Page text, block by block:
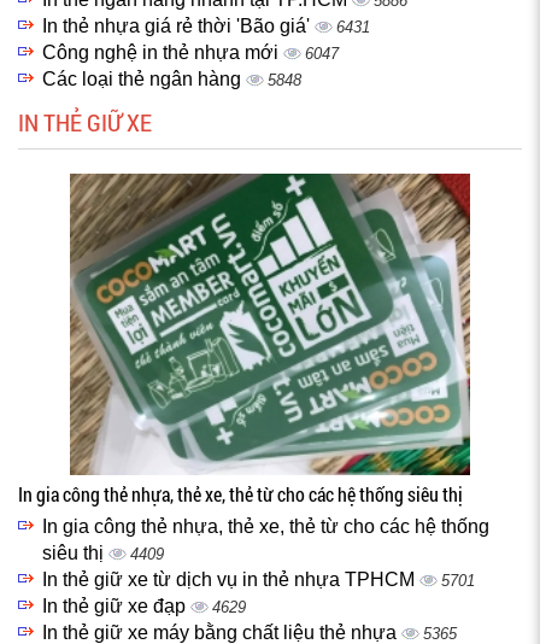
In thẻ nhựa giá rẻ thời 'Bão giá' 6431
Công nghệ in thẻ nhựa mới 6047
Các loại thẻ ngân hàng 5848
IN THẺ GIỮ XE
In gia công thẻ nhựa, thẻ xe, thẻ từ cho các hệ thống siêu thị
In gia công thẻ nhựa, thẻ xe, thẻ từ cho các hệ thống
siêu thị
4409
In thẻ giữ xe từ dịch vụ in thẻ nhựa TPHCM 5701
In thẻ giữ xe đạp 4629
In thẻ giữ xe máy bằng chất liệu thẻ nhựa 5365